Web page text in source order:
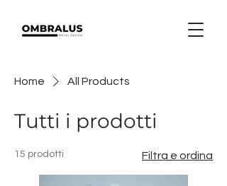
Home All Products
Tutti i prodotti
15 prodotti Filtra e ordina